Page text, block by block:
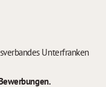
Unterfranken